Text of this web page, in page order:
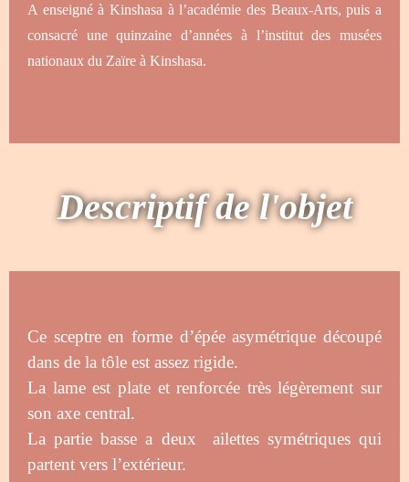
A enseigné à Kinshasa à l’académie des Beaux-Arts, puis a
consacré une quinzaine d’années à l’institut des musées
nationaux du Zaïre à Kinshasa.
Descriptif de l'objet
Ce sceptre en forme d’épée asymétrique découpé
dans de la tôle est assez rigide.
La lame est plate et renforcée très légèrement sur
son axe central.
La partie basse a deux ailettes symétriques qui
partent vers l’extérieur.